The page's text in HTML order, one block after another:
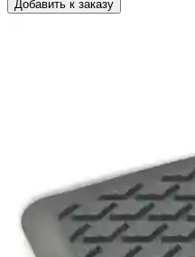
Добавить к заказу